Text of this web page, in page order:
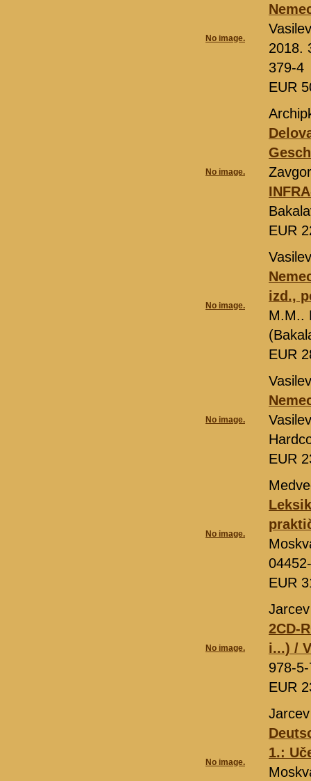
No image.
2018.
379-4
EUR
No image.
EUR
No image.
izd.,
M.M..
EUR
No image.
EUR
No image.
EUR
No image.
2CD-
i...) /
978-
EUR
No image.
1.: